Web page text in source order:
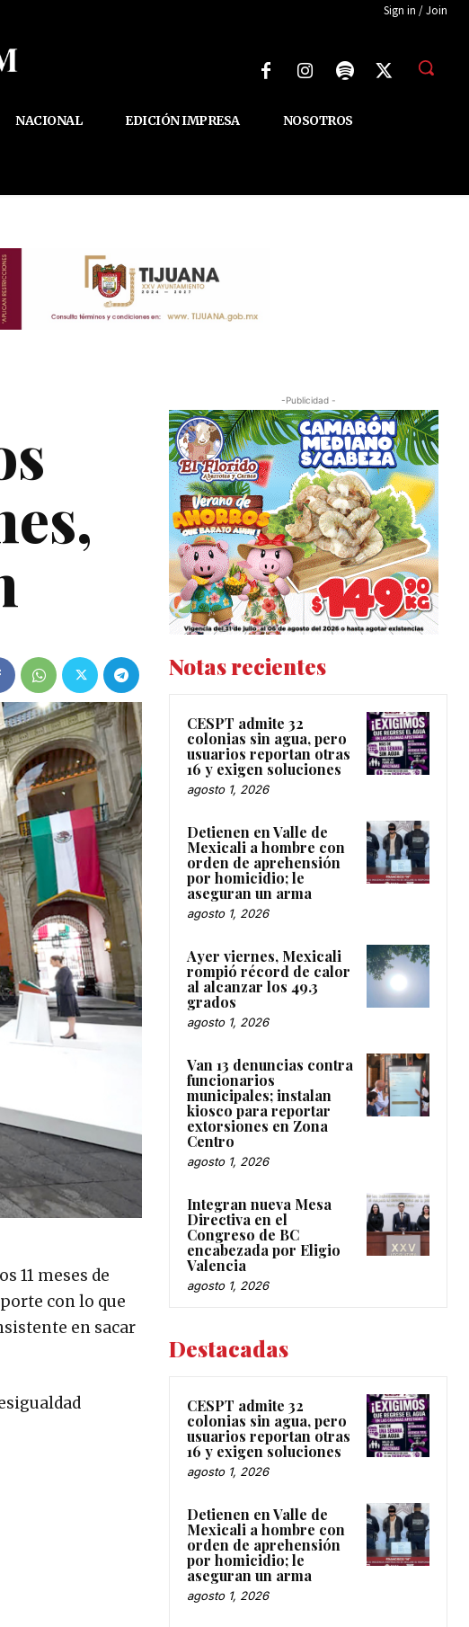
Sign in / Join
NACIONAL EDICIÓN IMPRESA NOSOTROS
11 meses de
con lo que
en sacar
-Publicidad -
Notas recientes
CESPT admite 32
colonias sin agua, pero
usuarios reportan otras
16 y exigen soluciones
agosto 1, 2026
Detienen en Valle de
Mexicali a hombre con
orden de aprehensión
por homicidio; le
aseguran un arma
agosto 1, 2026
Ayer viernes, Mexicali
rompió récord de calor
al alcanzar los 49.3
grados
agosto 1, 2026
Van 13 denuncias contra
funcionarios
municipales; instalan
kiosco para reportar
extorsiones en Zona
Centro
agosto 1, 2026
Integran nueva Mesa
Directiva en el
Congreso de BC
encabezada por Eligio
Valencia
agosto 1, 2026
Destacadas
CESPT admite 32
colonias sin agua, pero
usuarios reportan otras
16 y exigen soluciones
agosto 1, 2026
Detienen en Valle de
Mexicali a hombre con
orden de aprehensión
por homicidio; le
aseguran un arma
agosto 1, 2026